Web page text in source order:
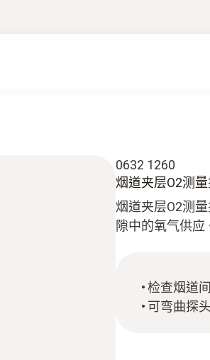
0632 1260
烟道夹层O2测
烟道夹层O2测
隙中的氧气供
检查烟道
可弯曲探